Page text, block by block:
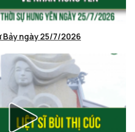
Bảy ngày 25/7/2026